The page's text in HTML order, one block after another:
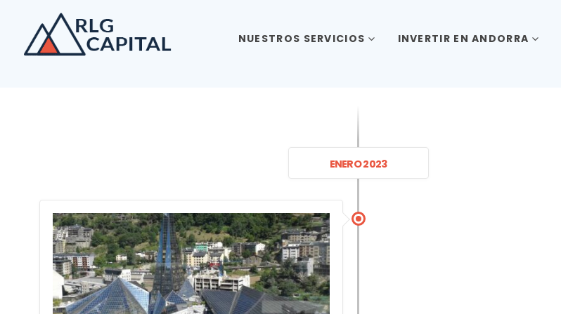
NUESTROS SERVICIOS INVERTIR EN ANDORRA
ENERO 2023